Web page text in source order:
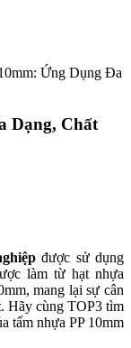
Ứng Dụng Đa
Dạng, Chất
được sử dụng
làm từ hạt nhựa
mang lại sự cân
. Hãy cùng TOP3 tìm
tấm nhựa PP 10mm